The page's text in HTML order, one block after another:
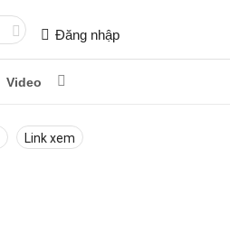
Đăng nhập
Video
Link xem